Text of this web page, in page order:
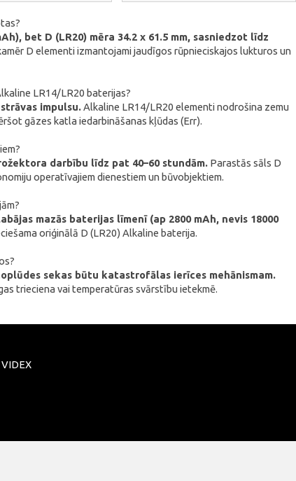
bet D (LR20) mēra 34.2 x 61.5 mm, sasniedzot līdz
D elementi izmantojami jaudīgos rūpnieciskajos lukturos un
LR14/LR20 baterijas?
impulsu.Alkaline LR14/LR20 elementi nodrošina zemu
gāzes katla iedarbināšanas kļūdas (Err).
darbību līdz pat 40–60 stundām.Parastās sāls D
operatīvajiem dienestiem un būvobjektiem.
mazās baterijas līmenī (ap 2800 mAh, nevis 18000
oriģinālā D (LR20) Alkaline baterija.
sekas būtu katastrofālas ierīces mehānismam.
trieciena vai temperatūras svārstību ietekmē.
VIDEX